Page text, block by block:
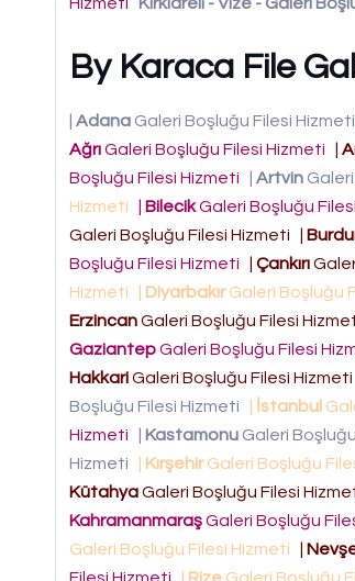
By Karaca File
Adana Galeri Boşluğu Filesi Hizmeti
AğrıGaleri Boşluğu Filesi Hizmeti
Boşluğu Filesi Hizmeti
Artvin
Hizmeti
BilecikGaleri Boşluğu
Galeri Boşluğu Filesi Hizmeti
Boşluğu Filesi Hizmeti
Çankırı
Hizmeti
DiyarbakırGaleri Boşluğu
ErzincanGaleri Boşluğu Filesi
GaziantepGaleri Boşluğu Filesi
HakkariGaleri Boşluğu Filesi Hizmeti
Boşluğu Filesi Hizmeti
İstanbul
Hizmeti
Kastamonu Galeri
Hizmeti
KırşehirGaleri Boşluğu
KütahyaGaleri Boşluğu Filesi
KahramanmaraşGaleri Boşluğu
Galeri Boşluğu Filesi Hizmeti
Filesi Hizmeti
Rize Galeri Boşluğu